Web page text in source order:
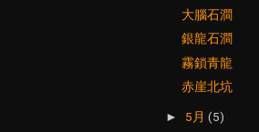
大腦石澗
銀龍石澗
霧鎖青龍
赤崖北坑
► 5月(5)